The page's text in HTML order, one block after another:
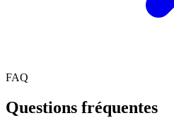
FAQ
Questions fréquentes